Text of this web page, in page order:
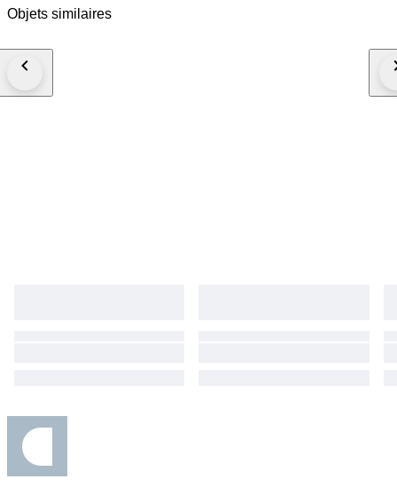
contemporaneo, senza rinunciare all’unicità dell’artigianato. Ogni paio è
taglio brillante Onice naturale Realizzati a mano nel mio laboratorio a
Objets similaires